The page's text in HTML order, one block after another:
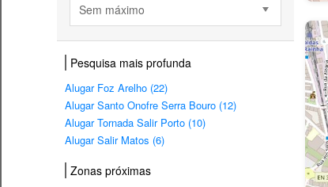
Sem máximo
Pesquisa mais profunda
Alugar Foz Arelho (22)
Alugar Santo Onofre Serra Bouro (12)
Alugar Tornada Salir Porto (10)
Alugar Salir Matos (6)
Zonas próximas